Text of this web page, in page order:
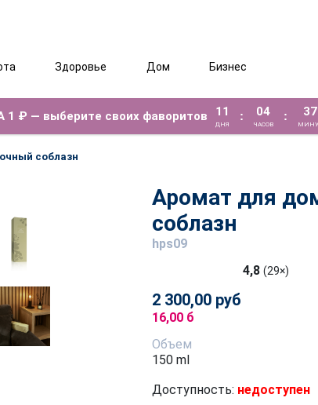
Здоровье Дом Бизнес
₽ — выберите своих фаворитов 11
ДНЯ
: 04
ЧАСОВ
: 37
соблазн
Аромат для
соблазн
hps09
4,8 (29×)
2 300,00 руб
16,00 б
Объем
150 ml
Доступность: недоступен